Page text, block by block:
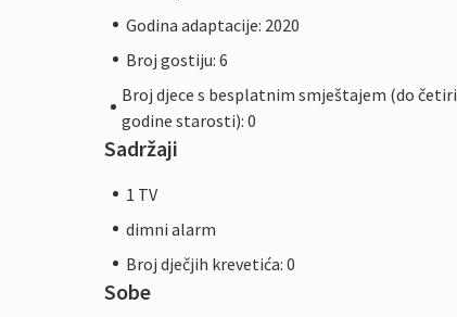
Godina adaptacije: 2020
Broj gostiju: 6
Broj djece s besplatnim smještajem (do četiri
godine starosti): 0
Sadržaji
1 TV
dimni alarm
Broj dječjih krevetića: 0
Sobe